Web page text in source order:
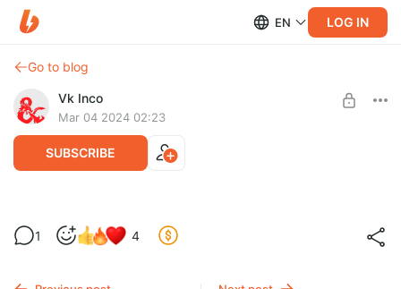
EN LOG IN
Go to blog
Vk Inco
Mar 04 2024 02:23
SUBSCRIBE
Честное ограбление
Честное ограбление — D&D5e приключение для трёх-пяти
приключения и доп. материалы
Level required:
1 4